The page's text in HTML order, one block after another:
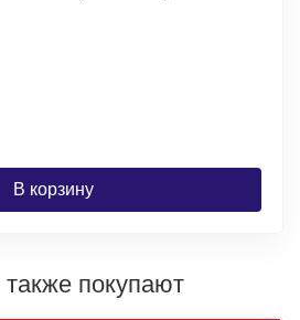
В корзину
покупают